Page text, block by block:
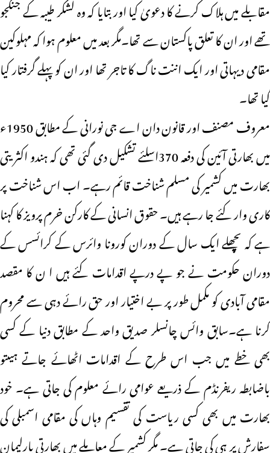
مقابلے میں ہلاک کرنے کا دعویٰ کیا اور بتایا کہ وہ لشکر طیبہ کے جنگجو
تھے اور ان کا تعلق پاکستان سے تھا۔مگر بعد میں معلوم ہوا کہ مہلوکین
مقامی دیہاتی اور ایک اننت ناگ کا تاجر تھا اور ان کو پہلے گرفتار کیا
گیا تھا۔
معروف مصنف اور قانون دان اے جی نورانی کے مطابق 1950ء
میں بھارتی آئین کی دفعہ 370اسلئے تشکیل دی گئی تھی کہ ہندو اکثریتی
بھارت میں کشمیر کی مسلم شناخت قائم رہے۔ اب اس شناخت پر
کاری وار کئے جا رہے ہیں۔ حقوق انسانی کے کارکن خرم پرویز کا کہنا
ہے کہ پچھلے ایک سال کے دوران کورونا وائرس کے کرائسس کے
دوران حکومت نے جو پے درپے اقدامات کئے ہیں ا ن کا مقصد
مقامی آبادی کو مکمل طور پر بے اختیار اور حق رائے دہی سے محروم
کرنا ہے۔سابق وائس چانسلر صدیق واحد کے مطابق دنیا کے کسی
بھی خطے میں جب اس طرح کے اقدامات اٹھائے جاتے ہیںتو
باضابطہ ریفرنڈم کے ذریعے عوامی رائے معلوم کی جاتی ہے۔ خود
بھارت میں بھی کسی ریاست کی تقسیم وہاں کی مقامی اسمبلی کی
سفارش پر ہی کی جاتی ہے۔ مگر کشمیر کے معاملے میں بھارتی پارلیمان